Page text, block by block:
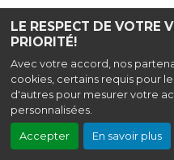
LE RESPECT DE VOTRE
PRIORITÉ!
Avec votre accord, nos
cookies, certains requis pour
d'autres pour mesurer votre
personnalisées.
Accepter En savoir plus